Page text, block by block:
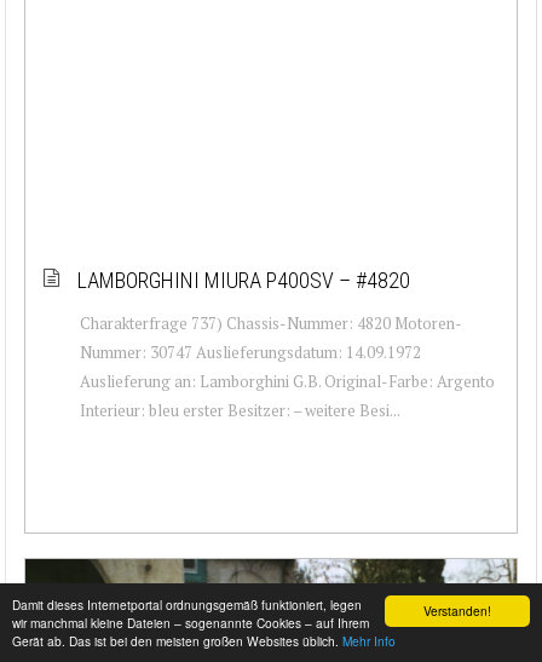
Verstanden!
Damit dieses Internetportal ordnungsgemäß funktioniert, legen
wir manchmal kleine Dateien – sogenannte Cookies – auf Ihrem
Gerät ab. Das ist bei den meisten großen Websites üblich. Mehr Info
LAMBORGHINI MIURA P400SV – #4820
Charakterfrage 737) Chassis-Nummer: 4820 Motoren-
Nummer: 30747 Auslieferungsdatum: 14.09.1972
Auslieferung an: Lamborghini G.B. Original-Farbe: Argento
Interieur: bleu erster Besitzer: – weitere Besi...